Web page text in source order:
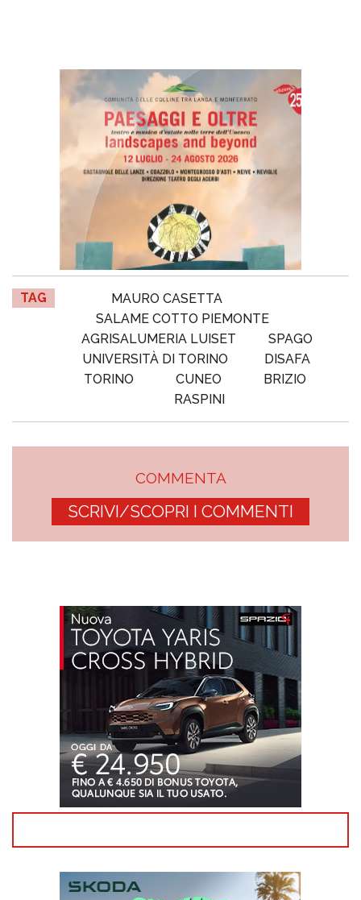
TAG
MAURO CASETTA
SALAME COTTO PIEMONTE
AGRISALUMERIA LUISET
SPAGO
UNIVERSITÀ DI TORINO
DISAFA
TORINO
CUNEO
BRIZIO
RASPINI
COMMENTA
SCRIVI/SCOPRI I COMMENTI